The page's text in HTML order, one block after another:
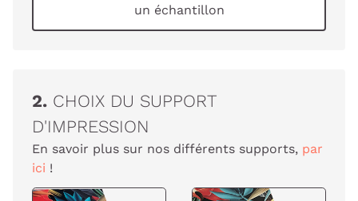
un échantillon
2. CHOIX DU SUPPORT
D'IMPRESSION
En savoir plus sur nos différents supports, par
ici !